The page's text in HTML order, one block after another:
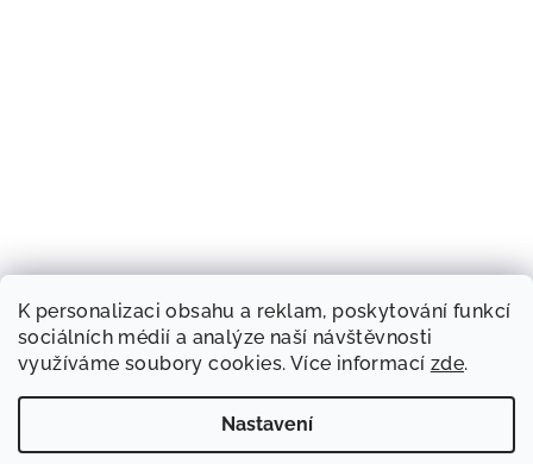
K personalizaci obsahu a reklam, poskytování funkcí
sociálních médií a analýze naší návštěvnosti
využíváme soubory cookies. Více informací zde.
Nastavení